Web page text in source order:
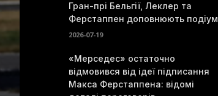
Гран-прі Бельгії, Леклер та
Ферстаппен доповнюють подіум
2026-07-19
«Мерседес» остаточно
відмовився від ідеї підписання
Макса Ферстаппена: відомі